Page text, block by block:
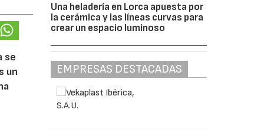
se
un
Una heladería en Lorca apuesta por
la cerámica y las líneas curvas para
crear un espacio luminoso
EMPRESAS DESTACADAS